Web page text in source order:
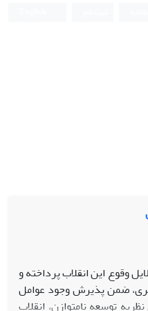
دلایل وقوع این انقلاب پرداخته و
ضمن پذیرش وجود عوامل
توسعه نامتوازن، انقلاب